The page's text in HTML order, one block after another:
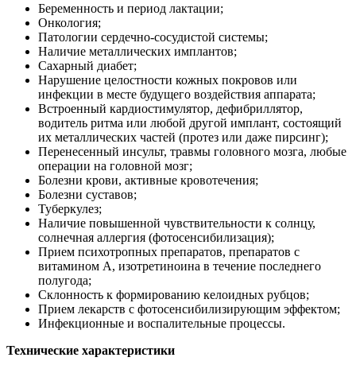
Беременность и период лактации;
Онкология;
Патологии сердечно-сосудистой системы;
Наличие металлических имплантов;
Сахарный диабет;
Нарушение целостности кожных покровов или
инфекции в месте будущего воздействия аппарата;
Встроенный кардиостимулятор, дефибриллятор,
водитель ритма или любой другой имплант, состоящий
их металлических частей (протез или даже пирсинг);
Перенесенный инсульт, травмы головного мозга, любые
операции на головной мозг;
Болезни крови, активные кровотечения;
Болезни суставов;
Туберкулез;
Наличие повышенной чувствительности к солнцу,
солнечная аллергия (фотосенсибилизация);
Прием психотропных препаратов, препаратов с
витамином А, изотретиноина в течение последнего
полугода;
Склонность к формированию келоидных рубцов;
Прием лекарств с фотосенсибилизирующим эффектом;
Инфекционные и воспалительные процессы.
Технические характеристики